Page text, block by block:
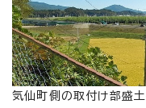
気仙町側の取付け部盛